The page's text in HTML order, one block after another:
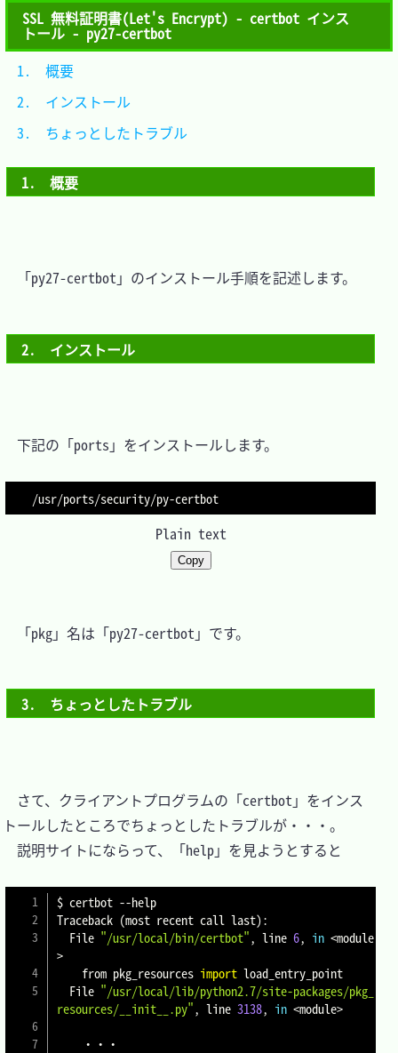
SSL 無料証明書(Let's Encrypt) - certbot インス
トール - py27-certbot
1.　概要
「py27-certbot」のインストール手順を記述します。
2.　インストール
下記の「ports」をインストールします。
Plain text
Copy
「pkg」名は「py27-certbot」です。
3.　ちょっとしたトラブル
さて、クライアントプログラムの「certbot」をインス
トールしたところでちょっとしたトラブルが・・・。
説明サイトにならって、「help」を見ようとすると
$ certbot --help
Traceback (most recent call last):
  File
"/usr/local/bin/certbot", line 6, in <module
>
    from pkg_resources
import load_entry_point
  File
"/usr/local/lib/python2.7/site-packages/pkg_
resources/__init__.py", line 3138, in <module>